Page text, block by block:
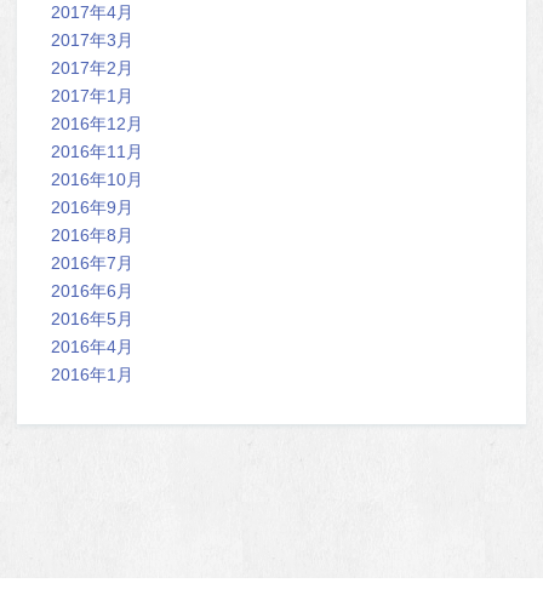
2017年4月
2017年3月
2017年2月
2017年1月
2016年12月
2016年11月
2016年10月
2016年9月
2016年8月
2016年7月
2016年6月
2016年5月
2016年4月
2016年1月